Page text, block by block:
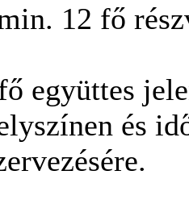
12 fő
együttes
és